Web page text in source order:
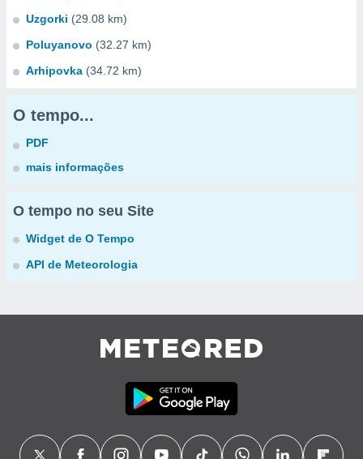
Uzgorki (29.08 km)
Poluyanovo (32.27 km)
Arhipovka (34.72 km)
O tempo...
PDF
mais informações
O tempo no seu Site
Widget de O Tempo
API de Meteorologia